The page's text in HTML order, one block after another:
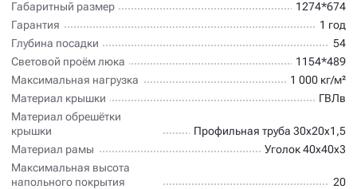
Габаритный размер
1274*674
Гарантия
1 год
Глубина посадки
54
Световой проём люка
1154*489
Максимальная нагрузка
1 000 кг/м²
Материал крышки
ГВЛв
Материал обрешётки
крышки
Профильная труба 30х20х1,5
Материал рамы
Уголок 40х40х3
Максимальная высота
напольного покрытия
20